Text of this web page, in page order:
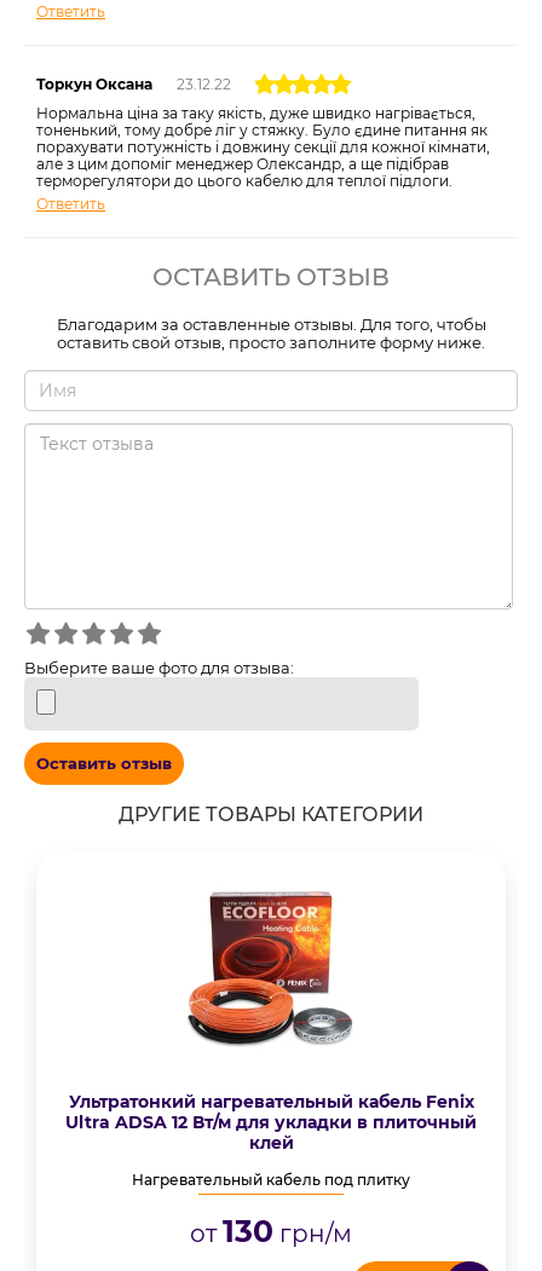
Ответить
Торкун Оксана
23.12.22
Нормальна ціна за таку якість, дуже швидко нагрівається,
тоненький, тому добре ліг у стяжку. Було єдине питання як
порахувати потужність і довжину секції для кожної кімнати,
але з цим допоміг менеджер Олександр, а ще підібрав
терморегулятори до цього кабелю для теплої підлоги.
Ответить
ОСТАВИТЬ ОТЗЫВ
Благодарим за оставленные отзывы. Для того, чтобы
оставить свой отзыв, просто заполните форму ниже.
Выберите ваше фото для отзыва:
Оставить отзыв
ДРУГИЕ ТОВАРЫ КАТЕГОРИИ
Ультратонкий нагревательный кабель Fenix
Ultra ADSA 12 Вт/м для укладки в плиточный
клей
Нагревательный кабель под плитку
от130 грн/м